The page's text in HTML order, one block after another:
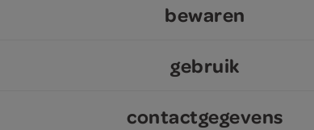
bewaren
gebruik
contactgegevens